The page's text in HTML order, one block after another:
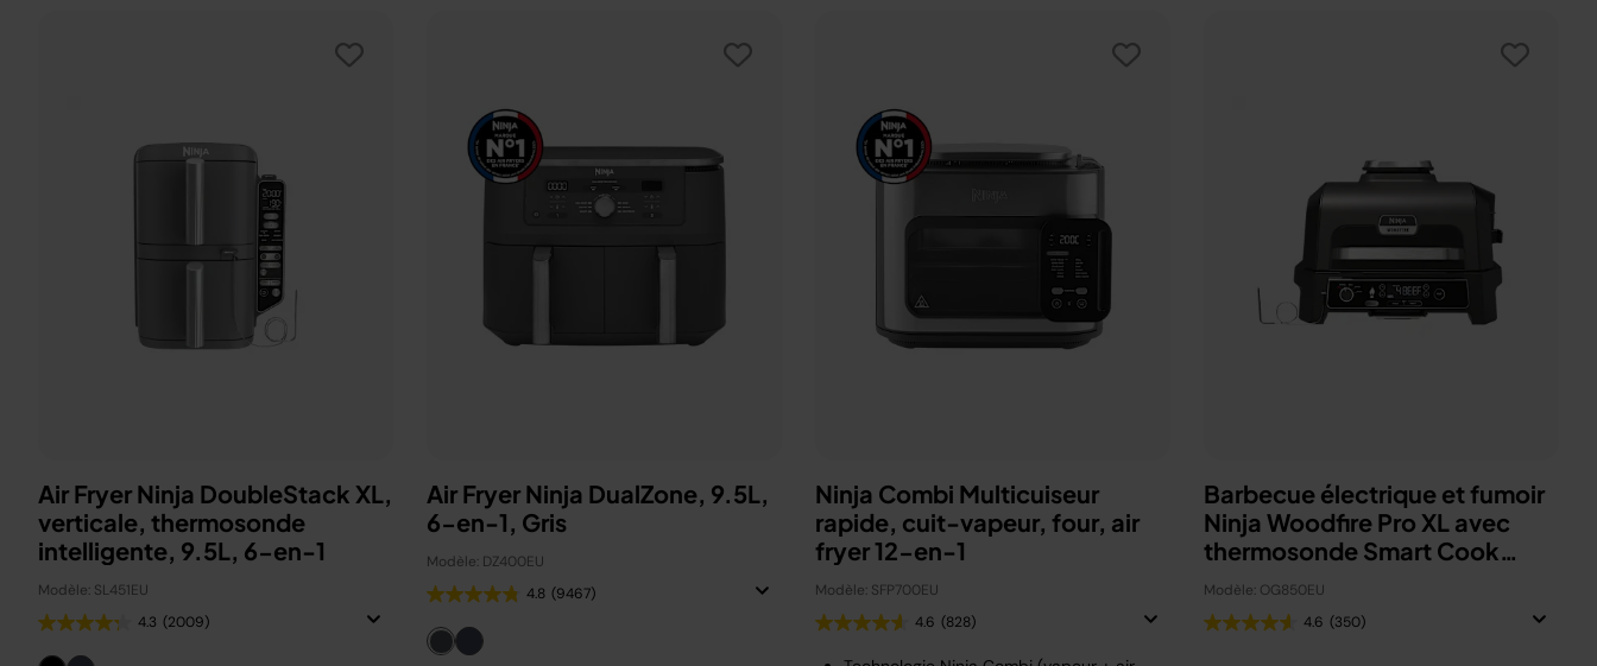
Air Fryer Ninja DoubleStack XL,
verticale, thermosonde
intelligente, 9.5L, 6-en-1
Modèle: SL451EU
4.3 (2009)
Air Fryer Ninja DualZone, 9.5L,
6-en-1, Gris
Modèle: DZ400EU
4.8 (9467)
Ninja Combi Multicuiseur
rapide, cuit-vapeur, four, air
fryer 12-en-1
Modèle: SFP700EU
4.6 (828)
Barbecue électrique et fumoir
Ninja Woodfire Pro XL avec
thermosonde Smart Cook
OG850EU
Modèle: OG850EU
4.6 (350)